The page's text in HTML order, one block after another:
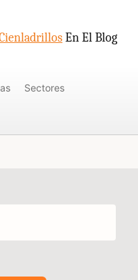
En El Blog
Sectores